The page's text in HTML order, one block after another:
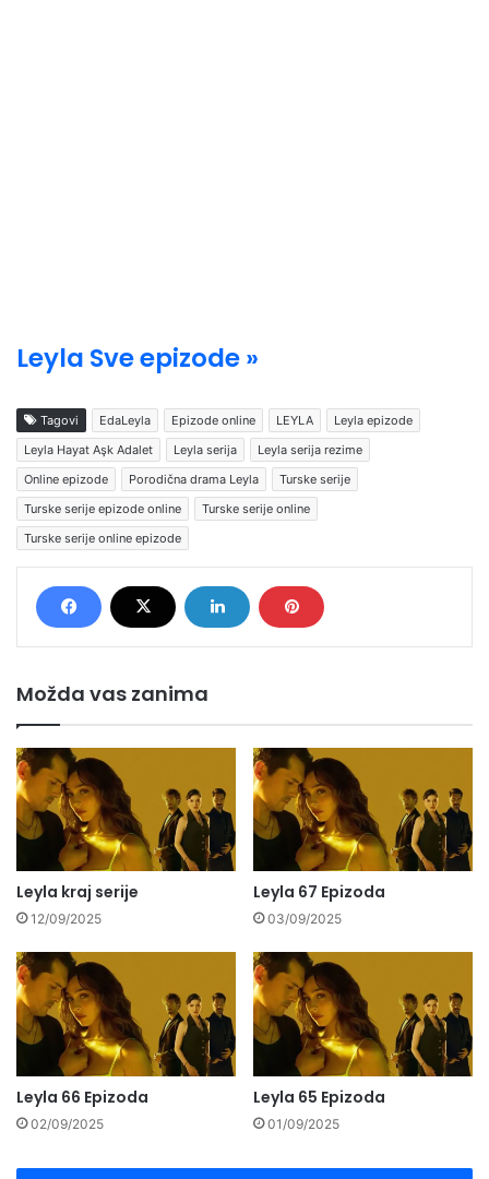
Leyla Sve epizode »
Tagovi EdaLeyla Epizode online LEYLA
Leyla epizode
Leyla Hayat Aşk Adalet
Leyla serija
Leyla serija rezime
Online epizode
Porodična drama Leyla
Turske serije
Turske serije epizode online
Turske serije online
Turske serije online epizode
Možda vas zanima
Leyla kraj serije
12/09/2025
Leyla 67 Epizoda
03/09/2025
Leyla 66 Epizoda
02/09/2025
Leyla 65 Epizoda
01/09/2025